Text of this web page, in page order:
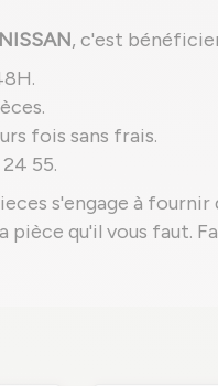
, c'est
fois sans frais.
55.
s'engage à
pièce qu'il vous faut.